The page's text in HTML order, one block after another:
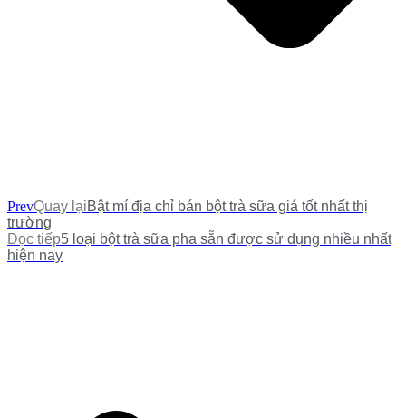
PrevQuay lạiBật mí địa chỉ bán bột trà sữa giá tốt nhất thị
trường
Đọc tiếp5 loại bột trà sữa pha sẵn được sử dụng nhiều nhất
hiện nay